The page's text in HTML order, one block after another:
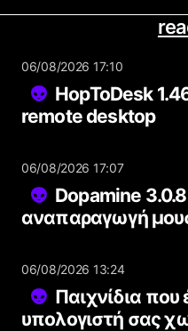
06/08/2026 17:10
HopToDesk
remote desktop
06/08/2026 17:07
Dopamine
αναπαραγωγή
06/08/2026 13:24
Παιχνίδια
υπολογιστή σας